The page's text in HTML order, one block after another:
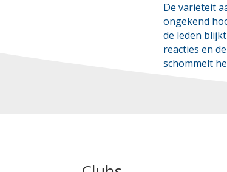
De variëteit
ongekend
de leden
reacties en
schommelt